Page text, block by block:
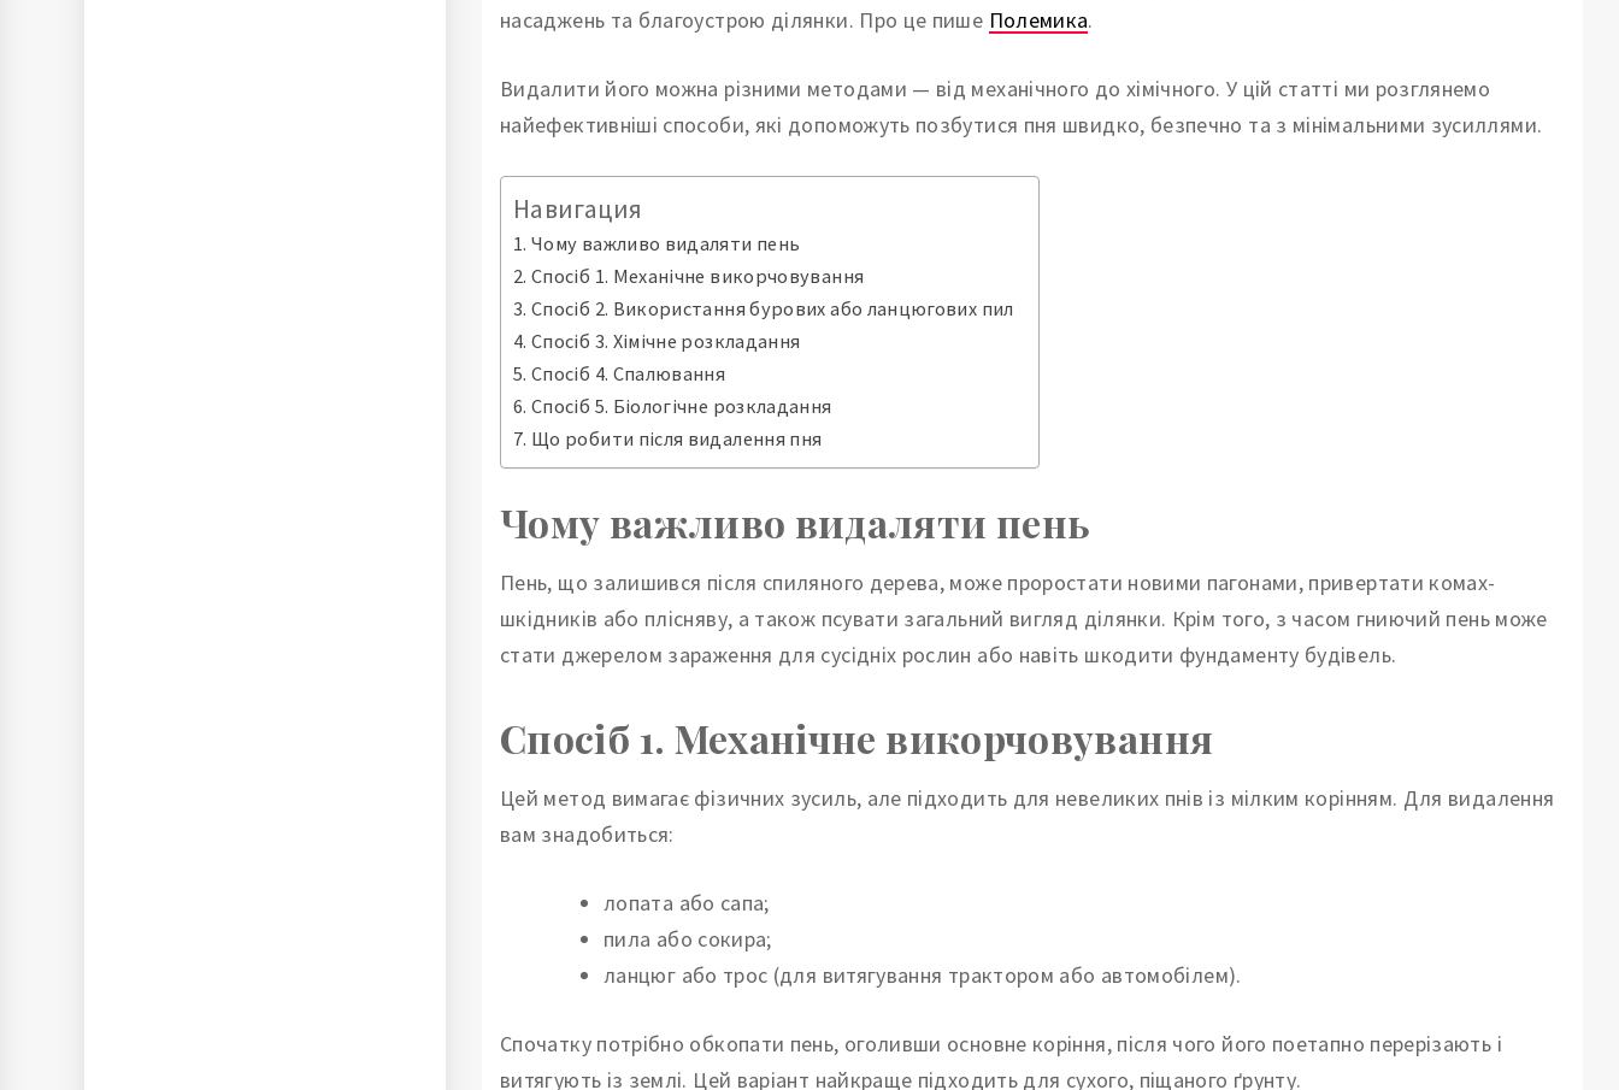
насаджень та благоустрою ділянки. Про це пише Полемика.
Видалити його можна різними методами — від механічного до хімічного. У цій статті ми розглянемо
найефективніші способи, які допоможуть позбутися пня швидко, безпечно та з мінімальними зусиллями.
Навигация
Чому важливо видаляти пень
Спосіб 1. Механічне викорчовування
Спосіб 2. Використання бурових або ланцюгових пил
Спосіб 3. Хімічне розкладання
Спосіб 4. Спалювання
Спосіб 5. Біологічне розкладання
Що робити після видалення пня
Чому важливо видаляти пень
Пень, що залишився після спиляного дерева, може проростати новими пагонами, привертати комах-
шкідників або плісняву, а також псувати загальний вигляд ділянки. Крім того, з часом гниючий пень може
стати джерелом зараження для сусідніх рослин або навіть шкодити фундаменту будівель.
Спосіб 1. Механічне викорчовування
Цей метод вимагає фізичних зусиль, але підходить для невеликих пнів із мілким корінням. Для видалення
вам знадобиться:
лопата або сапа;
пила або сокира;
ланцюг або трос (для витягування трактором або автомобілем).
Спочатку потрібно обкопати пень, оголивши основне коріння, після чого його поетапно перерізають і
витягують із землі. Цей варіант найкраще підходить для сухого, піщаного ґрунту.